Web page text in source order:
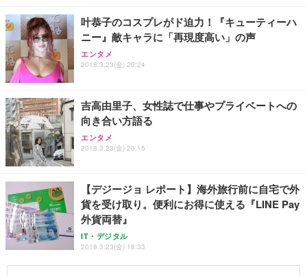
叶恭子のコスプレがド迫力！『キューティーハ
ニー』敵キャラに「再現度高い」の声
エンタメ
2018.3.23(金) 20:24
吉高由里子、女性誌で仕事やプライベートへの
向き合い方語る
エンタメ
2018.3.23(金) 20:15
【デジージョ レポート】海外旅行前に自宅で外
貨を受け取り。便利にお得に使える『LINE Pay
外貨両替』
IT・デジタル
2018.3.23(金) 18:33